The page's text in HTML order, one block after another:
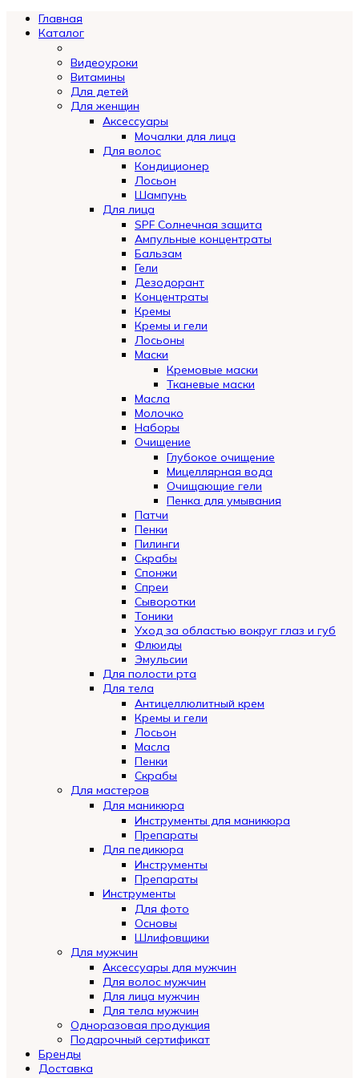
Главная
Каталог
Видеоуроки
Витамины
Для детей
Для женщин
Аксессуары
Мочалки для лица
Для волос
Кондиционер
Лосьон
Шампунь
Для лица
SPF Солнечная защита
Ампульные концентраты
Бальзам
Гели
Дезодорант
Концентраты
Кремы
Кремы и гели
Лосьоны
Маски
Кремовые маски
Тканевые маски
Масла
Молочко
Наборы
Очищение
Глубокое очищение
Мицеллярная вода
Очищающие гели
Пенка для умывания
Патчи
Пенки
Пилинги
Скрабы
Спонжи
Спреи
Сыворотки
Тоники
Уход за областью вокруг глаз и губ
Флюиды
Эмульсии
Для полости рта
Для тела
Антицеллюлитный крем
Кремы и гели
Лосьон
Масла
Пенки
Скрабы
Для мастеров
Для маникюра
Инструменты для маникюра
Препараты
Для педикюра
Инструменты
Препараты
Инструменты
Для фото
Основы
Шлифовщики
Для мужчин
Аксессуары для мужчин
Для волос мужчин
Для лица мужчин
Для тела мужчин
Одноразовая продукция
Подарочный сертификат
Automatically
Hierarchic
Бренды
Доставка